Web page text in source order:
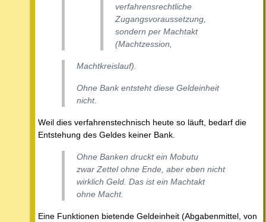
verfahrensrechtliche
Zugangsvoraussetzung,
sondern per Machtakt
(Machtzession,
Machtkreislauf).
Ohne Bank entsteht diese Geldeinheit
nicht.
Weil dies verfahrenstechnisch heute so läuft, bedarf die
Entstehung des Geldes keiner Bank.
Ohne Banken druckt ein Mobutu
zwar Zettel ohne Ende, aber eben nicht
wirklich Geld. Das ist ein Machtakt
ohne Macht.
Eine Funktionen bietende Geldeinheit (Abgabenmittel, von